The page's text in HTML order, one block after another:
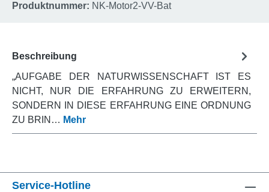
Produktnummer: NK-Motor2-VV-Bat
Beschreibung
„AUFGABE DER NATURWISSENSCHAFT IST ES
NICHT, NUR DIE ERFAHRUNG ZU ERWEITERN,
SONDERN IN DIESE ERFAHRUNG EINE ORDNUNG
ZU BRIN… Mehr
Service-Hotline